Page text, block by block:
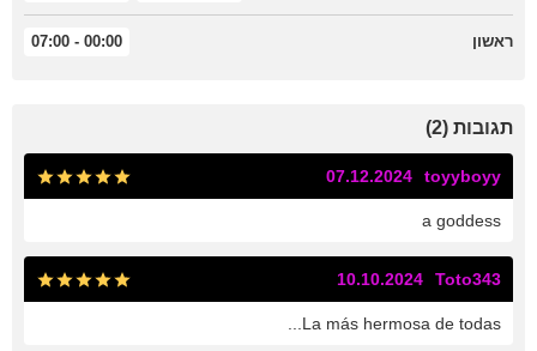
ראשון 00:00 - 07:00
תגובות (2)
toyyboyy
07.12.2024
a goddess
Toto343
10.10.2024
La más hermosa de todas...